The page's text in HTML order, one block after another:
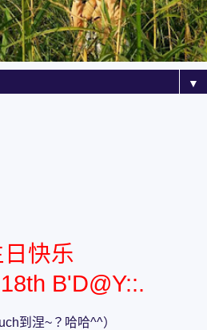
▼
日快乐
B'D@Y::.
到涅~？哈哈^^）